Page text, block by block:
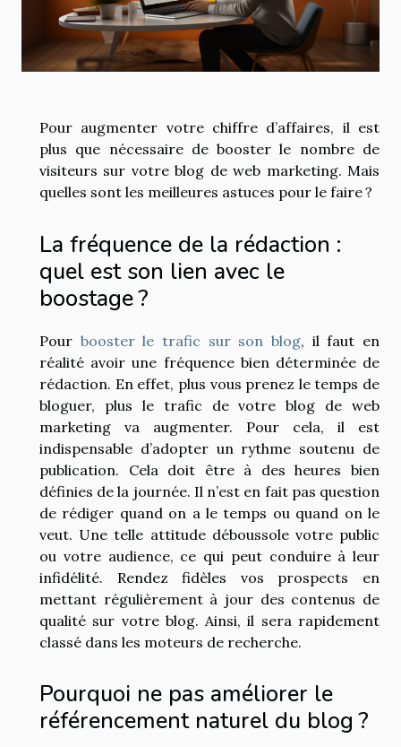
Pour augmenter votre chiffre d’affaires, il est
plus que nécessaire de booster le nombre de
visiteurs sur votre blog de web marketing. Mais
quelles sont les meilleures astuces pour le faire ?
La fréquence de la rédaction :
quel est son lien avec le
boostage ?
Pour booster le trafic sur son blog, il faut en
réalité avoir une fréquence bien déterminée de
rédaction. En effet, plus vous prenez le temps de
bloguer, plus le trafic de votre blog de web
marketing va augmenter. Pour cela, il est
indispensable d’adopter un rythme soutenu de
publication. Cela doit être à des heures bien
définies de la journée. Il n’est en fait pas question
de rédiger quand on a le temps ou quand on le
veut. Une telle attitude déboussole votre public
ou votre audience, ce qui peut conduire à leur
infidélité. Rendez fidèles vos prospects en
mettant régulièrement à jour des contenus de
qualité sur votre blog. Ainsi, il sera rapidement
classé dans les moteurs de recherche.
Pourquoi ne pas améliorer le
référencement naturel du blog ?